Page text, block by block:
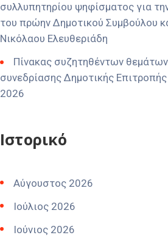
συλλυπητηρίου ψηφίσματος για
του πρώην Δημοτικού Συμβούλου
Νικόλαου Ελευθεριάδη
Πίνακας συζητηθέντων
συνεδρίασης Δημοτικής
2026
Ιστορικό
Αύγουστος 2026
Ιούλιος 2026
Ιούνιος 2026